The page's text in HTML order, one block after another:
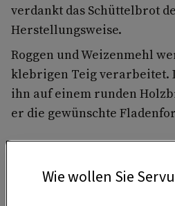
verdankt das Schüttelbrot
Herstellungs­weise.
Roggen­ und Weizenmehl
klebrigen Teig verarbeitet.
ihn auf einem runden
er die gewünschte
15 Stück
Wie wollen Sie